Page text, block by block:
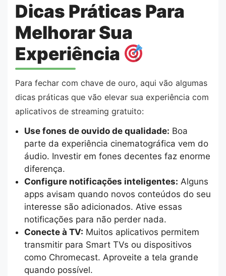
Dicas Práticas Para
Melhorar Sua
Experiência
Para fechar com chave de ouro, aqui vão algumas
dicas práticas que vão elevar sua experiência com
aplicativos de streaming gratuito:
Use fones de ouvido de qualidade: Boa
parte da experiência cinematográfica vem do
áudio. Investir em fones decentes faz enorme
diferença.
Configure notificações inteligentes: Alguns
apps avisam quando novos conteúdos do seu
interesse são adicionados. Ative essas
notificações para não perder nada.
Conecte à TV: Muitos aplicativos permitem
transmitir para Smart TVs ou dispositivos
como Chromecast. Aproveite a tela grande
quando possível.